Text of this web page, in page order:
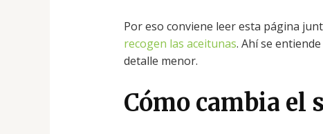
Por eso conviene leer esta página
recogen las aceitunas. Ahí se
detalle menor.
Cómo cambia el